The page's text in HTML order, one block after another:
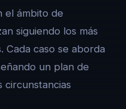
el ámbito de
siguiendo los más
Cada caso se aborda
un plan de
circunstancias